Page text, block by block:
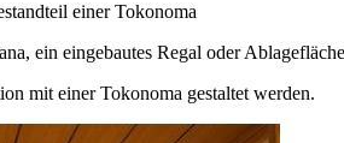
einer Tokonoma
ein eingebautes Regal oder
mit einer Tokonoma gestaltet werden.